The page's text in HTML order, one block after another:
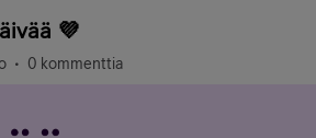
💜
0 kommenttia